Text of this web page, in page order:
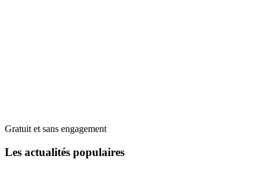
Gratuit et sans engagement
Les actualités populaires